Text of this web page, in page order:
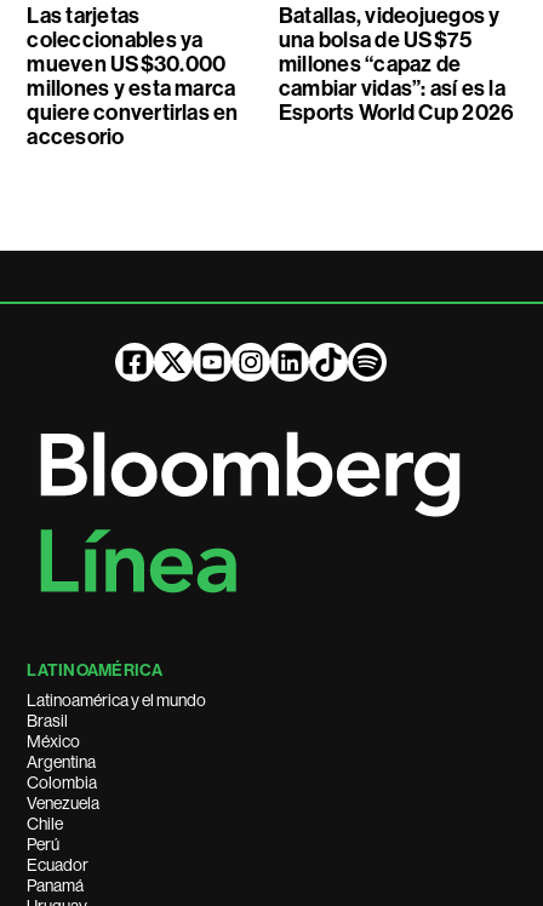
Las tarjetas
coleccionables ya
mueven US$30.000
millones y esta marca
quiere convertirlas en
accesorio
Batallas, videojuegos y
una bolsa de US$75
millones “capaz de
cambiar vidas”: así es la
Esports World Cup 2026
LATINOAMÉRICA
Latinoamérica y el mundo
Brasil
México
Argentina
Colombia
Venezuela
Chile
Perú
Ecuador
Panamá